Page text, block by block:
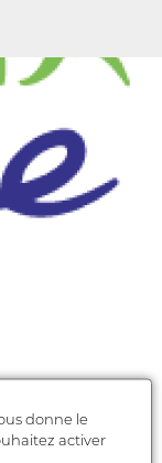
donne le
activer